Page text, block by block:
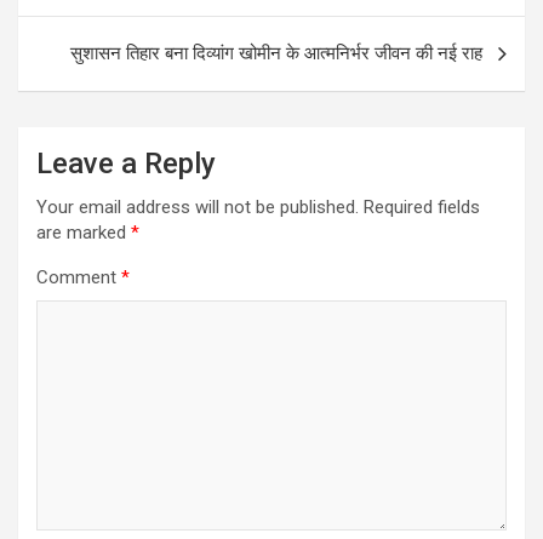
सुशासन तिहार बना दिव्यांग खोमीन के आत्मनिर्भर जीवन की नई राह
Leave a Reply
Your email address will not be published. Required fields
are marked *
Comment *